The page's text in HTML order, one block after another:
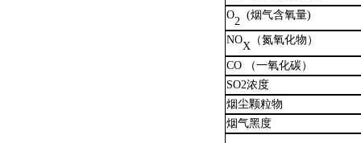
O
2
(烟气含氧量)
NO
X
（氮氧化物）
CO
（一氧化碳）
SO2浓度
烟尘颗粒物
烟气黑度